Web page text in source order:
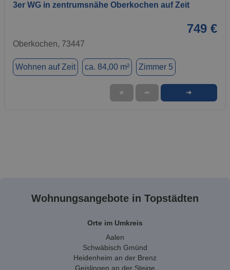
3er WG in zentrumsnähe Oberkochen auf Zeit
749 €
Oberkochen, 73447
Wohnen auf Zeit ca. 84,00 m² Zimmer 5
★ ➦ ➜
Wohnungsangebote in Topstädten
Orte im Umkreis
Aalen
Schwäbisch Gmünd
Heidenheim an der Brenz
Geislingen an der Steige